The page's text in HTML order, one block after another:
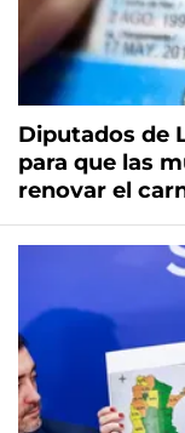
Diputados de
para que las
renovar el